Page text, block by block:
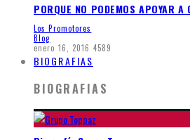
PORQUE NO PODEMOS APOYAR
Los Promotores
Blog
enero 16, 2016 4589
BIOGRAFIAS
BIOGRAFIAS